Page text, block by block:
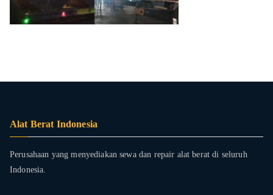
Alat Berat Indonesia
Perusahaan yang menyediakan sewa dan repair alat berat di seluruh
Indonesia.